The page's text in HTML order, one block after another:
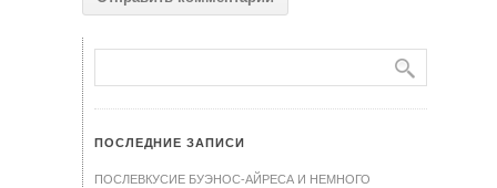
ПОСЛЕДНИЕ ЗАПИСИ
ПОСЛЕВКУСИЕ БУЭНОС-АЙРЕСА И НЕМНОГО